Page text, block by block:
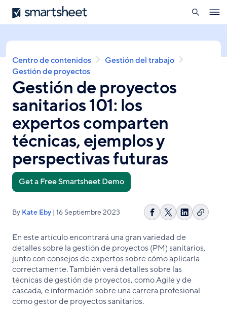
Pasar
al
principal
Smartsheet
búsqueda
Sobrescribir
enlaces
de
ayuda
a
navegación
Centro de contenidos
Gestión del trabajo
Gestión de proyectos
Gestión de proyectos
sanitarios 101: los
expertos comparten
técnicas, ejemplos y
perspectivas futuras
Get a Free Smartsheet Demo
By Kate Eby | 16 Septiembre 2023
Compartir
Facebook
Share
X
Compartir
LinkedIn
Copiar
En este artículo encontrará una gran variedad de
detalles sobre la gestión de proyectos (PM) sanitarios,
junto con consejos de expertos sobre cómo aplicarla
correctamente. También verá detalles sobre las
técnicas de gestión de proyectos, como Agile y de
cascada, e información sobre una carrera profesional
como gestor de proyectos sanitarios.